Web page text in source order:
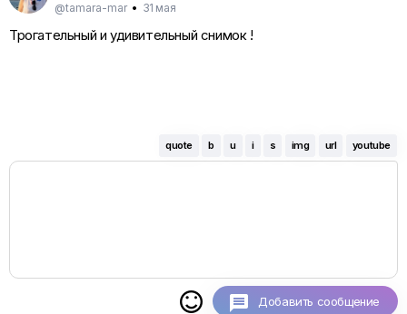
@tamara-mar • 31 мая
Трогательный и удивительный снимок !
quote b u i s img url youtube
 Добавить сообщение